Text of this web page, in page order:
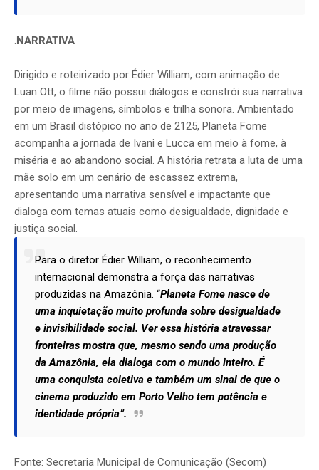
. NARRATIVA
Dirigido e roteirizado por Édier William, com animação de
Luan Ott, o filme não possui diálogos e constrói sua narrativa
por meio de imagens, símbolos e trilha sonora. Ambientado
em um Brasil distópico no ano de 2125, Planeta Fome
acompanha a jornada de Ivani e Lucca em meio à fome, à
miséria e ao abandono social. A história retrata a luta de uma
mãe solo em um cenário de escassez extrema,
apresentando uma narrativa sensível e impactante que
dialoga com temas atuais como desigualdade, dignidade e
justiça social.
Para o diretor Édier William, o reconhecimento
internacional demonstra a força das narrativas
produzidas na Amazônia. “Planeta Fome nasce de
uma inquietação muito profunda sobre desigualdade
e invisibilidade social. Ver essa história atravessar
fronteiras mostra que, mesmo sendo uma produção
da Amazônia, ela dialoga com o mundo inteiro. É
uma conquista coletiva e também um sinal de que o
cinema produzido em Porto Velho tem potência e
identidade própria”.
Fonte: Secretaria Municipal de Comunicação (Secom)